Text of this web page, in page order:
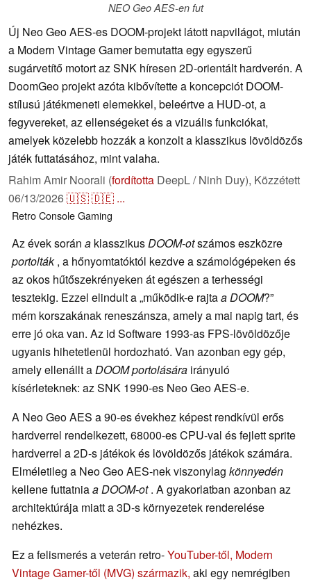
NEO Geo AES-en fut
Új Neo Geo AES-es DOOM-projekt látott napvilágot, miután
a Modern Vintage Gamer bemutatta egy egyszerű
sugárvetítő motort az SNK híresen 2D-orientált hardverén. A
DoomGeo projekt azóta kibővítette a koncepciót DOOM-
stílusú játékmeneti elemekkel, beleértve a HUD-ot, a
fegyvereket, az ellenségeket és a vizuális funkciókat,
amelyek közelebb hozzák a konzolt a klasszikus lövöldözős
játék futtatásához, mint valaha.
Rahim Amir Noorali (fordította DeepL / Ninh Duy), Közzétett
06/13/2026🇺🇸🇩🇪 ...
RetroConsoleGaming
Az évek során a klasszikusDOOM-otszámos eszközre
portolták, a hőnyomtatóktól kezdve a számológépeken és
az okos hűtőszekrényeken át egészen a terhességi
tesztekig. Ezzel elindult a „működik-e rajtaa DOOM?”
mém korszakának reneszánsza, amely a mai napig tart, és
erre jó oka van. Az id Software 1993-as FPS-lövöldözője
ugyanis hihetetlenül hordozható. Van azonban egy gép,
amely ellenállt aDOOM portolására irányuló
kísérleteknek: az SNK 1990-es Neo Geo AES-e.
A Neo Geo AES a 90-es évekhez képest rendkívül erős
hardverrel rendelkezett, 68000-es CPU-val és fejlett sprite
hardverrel a 2D-s játékok és lövöldözős játékok számára.
Elméletileg a Neo Geo AES-nek viszonylag könnyedén
kellene futtatniaa DOOM-ot. A gyakorlatban azonban az
architektúrája miatt a 3D-s környezetek renderelése
nehézkes.
Ez a felismerés a veterán retro-YouTuber-től, Modern
Vintage Gamer-től (MVG) származik, aki egy nemrégiben